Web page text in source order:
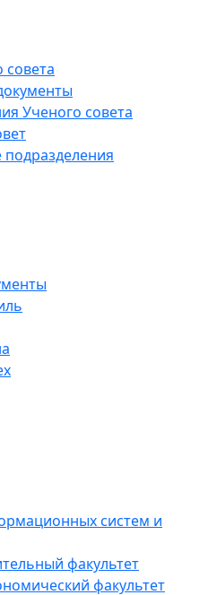
совета
Ученого совета
систем и
факультет
факультет